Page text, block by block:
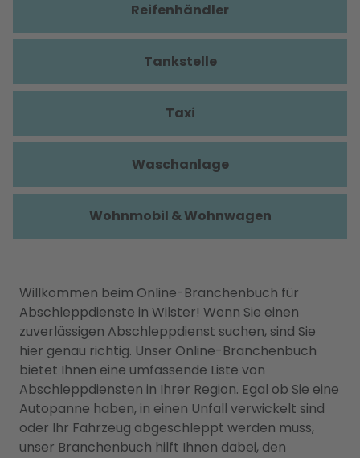
Willkommen beim Online-Branchenbuch für
Abschleppdienste in Wilster! Wenn Sie einen
zuverlässigen Abschleppdienst suchen, sind Sie
hier genau richtig. Unser Online-Branchenbuch
bietet Ihnen eine umfassende Liste von
Abschleppdiensten in Ihrer Region. Egal ob Sie eine
Autopanne haben, in einen Unfall verwickelt sind
oder Ihr Fahrzeug abgeschleppt werden muss,
unser Branchenbuch hilft Ihnen dabei, den
Reifenhändler
Tankstelle
Taxi
Waschanlage
Wohnmobil & Wohnwagen